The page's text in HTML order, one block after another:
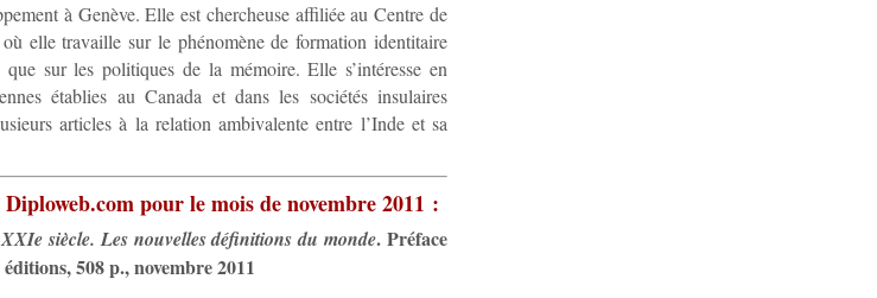
à Genève. Elle est chercheuse affiliée au Centre de
elle travaille sur le phénomène de formation identitaire
sur les politiques de la mémoire. Elle s’intéresse en
établies au Canada et dans les sociétés insulaires
articles à la relation ambivalente entre l’Inde et sa
pour le mois de novembre 2011 :
siècle. Les nouvelles définitions du monde. Préface
508 p., novembre 2011